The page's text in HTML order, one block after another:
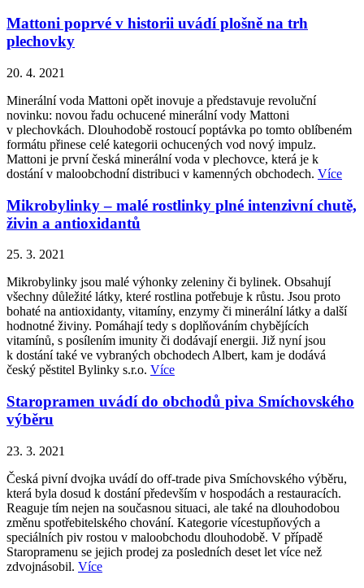
Mattoni poprvé v historii uvádí plošně na trh
plechovky
20. 4. 2021
Minerální voda Mattoni opět inovuje a představuje revoluční
novinku: novou řadu ochucené minerální vody Mattoni
v plechovkách. Dlouhodobě rostoucí poptávka po tomto oblíbeném
formátu přinese celé kategorii ochucených vod nový impulz.
Mattoni je první česká minerální voda v plechovce, která je k
dostání v maloobchodní distribuci v kamenných obchodech. Více
Mikrobylinky – malé rostlinky plné intenzivní chutě,
živin a antioxidantů
25. 3. 2021
Mikrobylinky jsou malé výhonky zeleniny či bylinek. Obsahují
všechny důležité látky, které rostlina potřebuje k růstu. Jsou proto
bohaté na antioxidanty, vitamíny, enzymy či minerální látky a další
hodnotné živiny. Pomáhají tedy s doplňováním chybějících
vitamínů, s posílením imunity či dodávají energii. Již nyní jsou
k dostání také ve vybraných obchodech Albert, kam je dodává
český pěstitel Bylinky s.r.o. Více
Staropramen uvádí do obchodů piva Smíchovského
výběru
23. 3. 2021
Česká pivní dvojka uvádí do off-trade piva Smíchovského výběru,
která byla dosud k dostání především v hospodách a restauracích.
Reaguje tím nejen na současnou situaci, ale také na dlouhodobou
změnu spotřebitelského chování. Kategorie vícestupňových a
speciálních piv rostou v maloobchodu dlouhodobě. V případě
Staropramenu se jejich prodej za posledních deset let více než
zdvojnásobil. Více